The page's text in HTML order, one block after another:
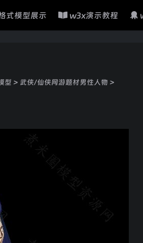
式模型展示 w3x演示教程
型 > 武侠/仙侠网游题材男性人物 >